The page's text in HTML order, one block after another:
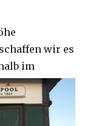
wir es
im